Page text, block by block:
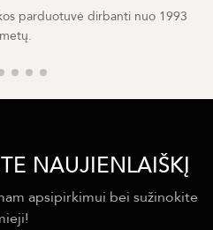
parduotuvė dirbanti nuo 1993
metų.
NAUJIENLAIŠKĮ
apsipirkimui bei sužinokite